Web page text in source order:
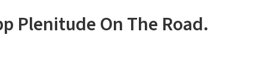
Plenitude On The Road.